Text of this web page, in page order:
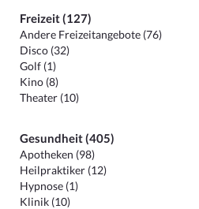
Freizeit (127)
Andere Freizeitangebote (76)
Disco (32)
Golf (1)
Kino (8)
Theater (10)
Gesundheit (405)
Apotheken (98)
Heilpraktiker (12)
Hypnose (1)
Klinik (10)